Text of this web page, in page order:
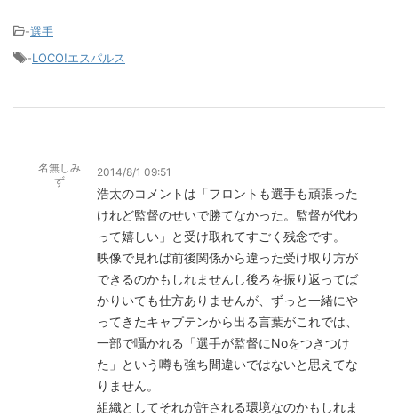
-選手
-LOCO!エスパルス
名無しみ
ず
2014/8/1 09:51
浩太のコメントは「フロントも選手も頑張った
けれど監督のせいで勝てなかった。監督が代わ
って嬉しい」と受け取れてすごく残念です。
映像で見れば前後関係から違った受け取り方が
できるのかもしれませんし後ろを振り返ってば
かりいても仕方ありませんが、ずっと一緒にや
ってきたキャプテンから出る言葉がこれでは、
一部で囁かれる「選手が監督にNoをつきつけ
た」という噂も強ち間違いではないと思えてな
りません。
組織としてそれが許される環境なのかもしれま